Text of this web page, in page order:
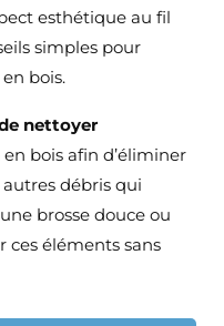
esthétique au fil
simples pour
bois.
nettoyer
en bois afin d’éliminer
débris qui
brosse douce ou
éléments sans